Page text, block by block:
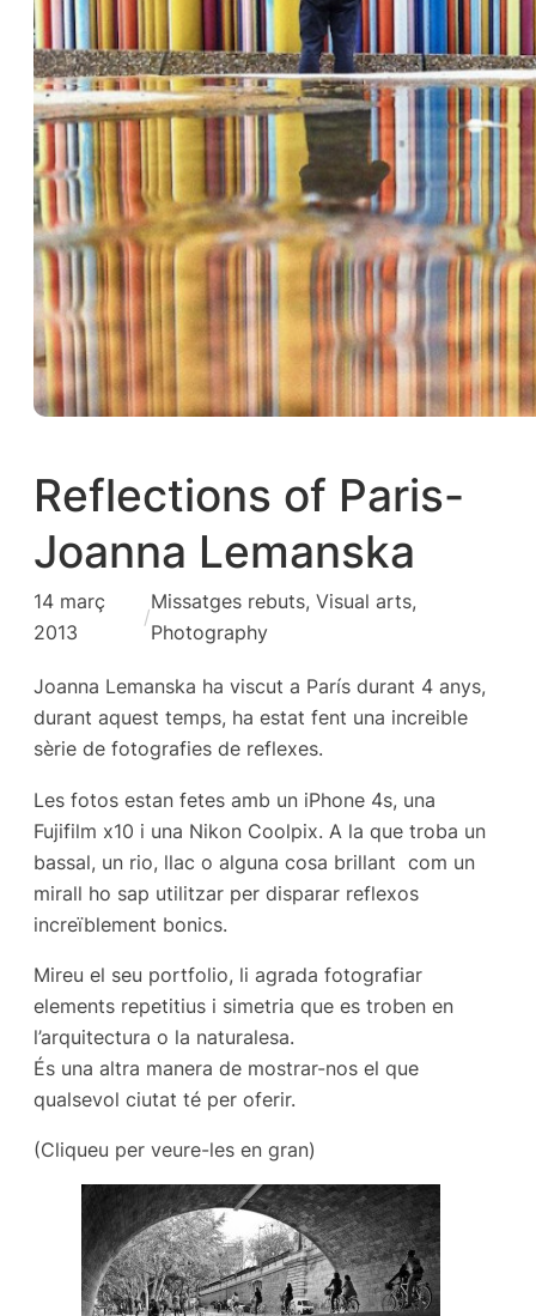
Reflections of Paris-
Joanna Lemanska
14 març
2013
/
Missatges rebuts, Visual arts,
Photography
Joanna Lemanska ha viscut a París durant 4 anys,
durant aquest temps, ha estat fent una increible
sèrie de fotografies de reflexes.
Les fotos estan fetes amb un iPhone 4s, una
Fujifilm x10 i una Nikon Coolpix. A la que troba un
bassal, un rio, llac o alguna cosa brillant com un
mirall ho sap utilitzar per disparar reflexos
increïblement bonics.
Mireu el seu portfolio, li agrada fotografiar
elements repetitius i simetria que es troben en
l’arquitectura o la naturalesa.
És una altra manera de mostrar-nos el que
qualsevol ciutat té per oferir.
(Cliqueu per veure-les en gran)